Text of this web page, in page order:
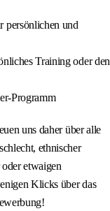
persönlichen und
Training oder den
Programm
uns daher über alle
ethnischer
etwaigen
Klicks über das